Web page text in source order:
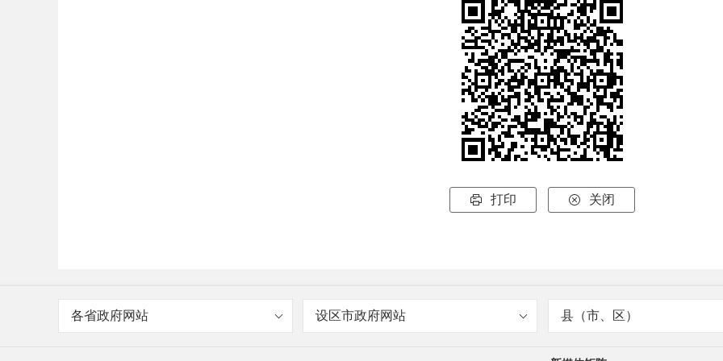
 打印  关闭
各省政府网站 设区市政府网站 县（市、区）